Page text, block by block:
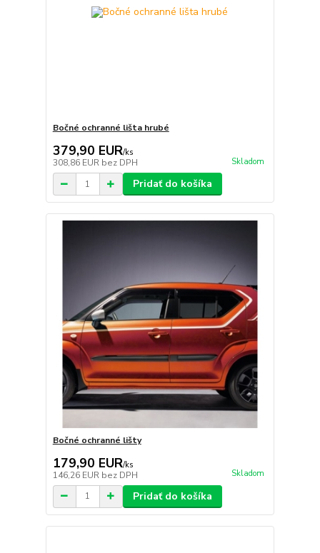
Bočné ochranné lišta hrubé
379,90 EUR/ks
308,86 EUR bez DPH Skladom
Pridať do košíka
Bočné ochranné lišty
179,90 EUR/ks
146,26 EUR bez DPH Skladom
Pridať do košíka